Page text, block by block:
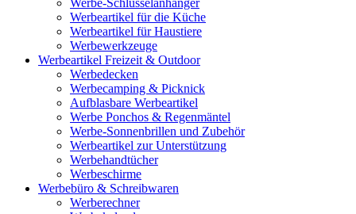
Werbe-Schlüsselanhänger
Werbeartikel für die Küche
Werbeartikel für Haustiere
Werbewerkzeuge
Werbeartikel Freizeit & Outdoor
Werbedecken
Werbecamping & Picknick
Aufblasbare Werbeartikel
Werbe Ponchos & Regenmäntel
Werbe-Sonnenbrillen und Zubehör
Werbeartikel zur Unterstützung
Werbehandtücher
Werbeschirme
Werbebüro & Schreibwaren
Werberechner